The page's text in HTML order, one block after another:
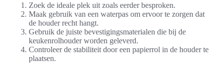
Zoek de ideale plek uit zoals eerder besproken.
Maak gebruik van een waterpas om ervoor te zorgen dat
de houder recht hangt.
Gebruik de juiste bevestigingsmaterialen die bij de
keukenrolhouder worden geleverd.
Controleer de stabiliteit door een papierrol in de houder te
plaatsen.